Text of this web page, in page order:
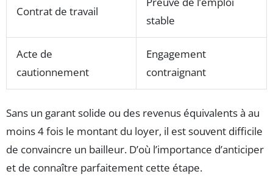
Contrat de travail
stable
Acte de
cautionnement
Engagement
contraignant
Sans un garant solide ou des revenus équivalents à au
moins 4 fois le montant du loyer, il est souvent difficile
de convaincre un bailleur. D’où l’importance d’anticiper
et de connaître parfaitement cette étape.